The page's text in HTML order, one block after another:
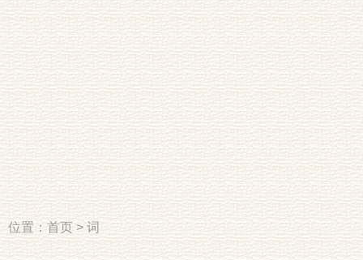
位置：首页>词